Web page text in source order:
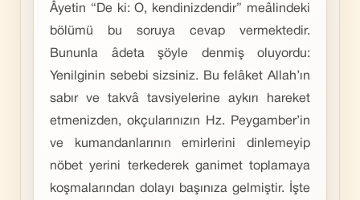
Âyetin “De ki: O, kendinizdendir” meâlindeki
bölümü bu soruya cevap vermektedir.
Bununla âdeta şöyle denmiş oluyordu:
Yenilginin sebebi sizsiniz. Bu felâket Allah’ın
sabır ve takvâ tavsiyelerine aykırı hareket
etmenizden, okçularınızın Hz. Peygamber’in
ve kumandanlarının emirlerini dinlemeyip
nöbet yerini terkederek ganimet toplamaya
koşmalarından dolayı başınıza gelmiştir. İşte